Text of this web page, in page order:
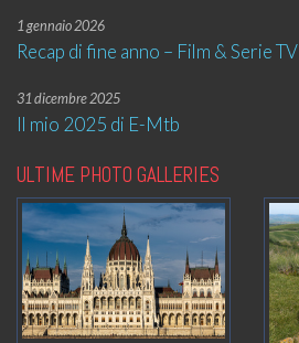
1 gennaio 2026
Recap di fine anno – Film & Serie TV
31 dicembre 2025
Il mio 2025 di E-Mtb
ULTIME PHOTO GALLERIES